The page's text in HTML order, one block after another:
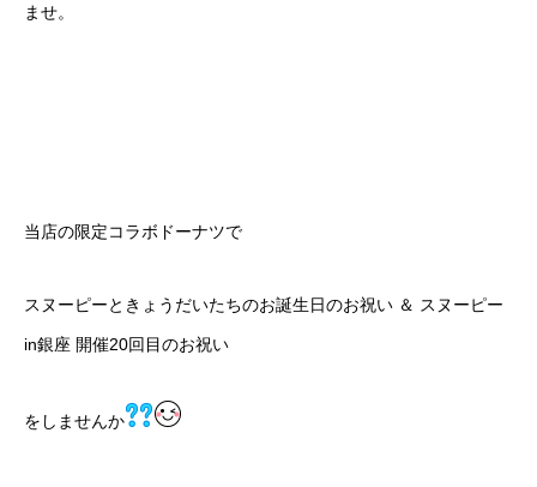
ませ。
当店の限定コラボドーナツで
スヌーピーときょうだいたちのお誕生日のお祝い ＆ スヌーピー
in銀座 開催20回目のお祝い
をしませんか